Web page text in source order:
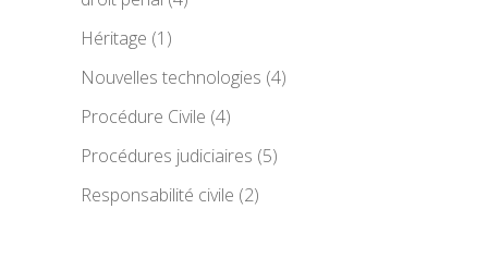
Héritage (1)
Nouvelles technologies (4)
Procédure Civile (4)
Procédures judiciaires (5)
Responsabilité civile (2)